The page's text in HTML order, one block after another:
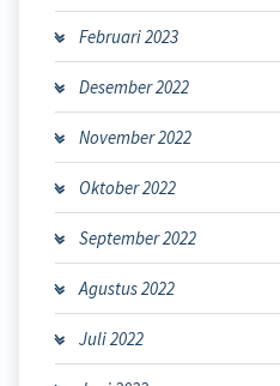
Februari 2023
Desember 2022
November 2022
Oktober 2022
September 2022
Agustus 2022
Juli 2022